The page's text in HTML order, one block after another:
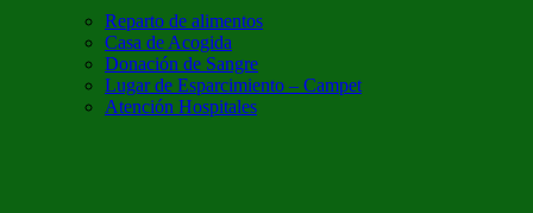
Reparto de alimentos
Casa de Acogida
Donación de Sangre
Lugar de Esparcimiento – Campet
Atención Hospitales